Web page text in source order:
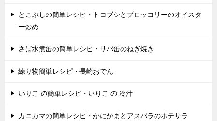
とこぶしの簡単レシピ・トコブシとブロッコリーのオイスタ
ー炒め
さば水煮缶の簡単レシピ・サバ缶のねぎ焼き
練り物簡単レシピ・長崎おでん
いりこ の簡単レシピ・いりこ の 冷汁
カニカマの簡単レシピ・かにかまとアスパラのポテサラ